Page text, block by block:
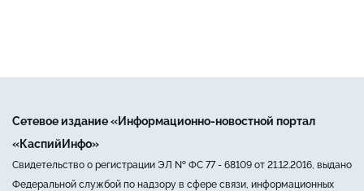
Сетевое издание «Информационно-новостной портал
«КаспийИнфо»
Свидетельство о регистрации ЭЛ № ФС 77 - 68109 от 21.12.2016, выдано
Федеральной службой по надзору в сфере связи, информационных